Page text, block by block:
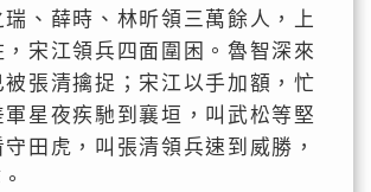
瑞、薛時、林昕領三萬餘人，上
宋江領兵四面圍困。魯智深來
張清擒捉；宋江以手加額，忙
星夜疾馳到襄垣，叫武松等堅
田虎，叫張清領兵速到威勝，